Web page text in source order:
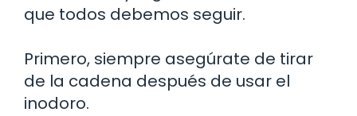
que todos debemos seguir.
Primero, siempre asegúrate de tirar
de la cadena después de usar el
inodoro.